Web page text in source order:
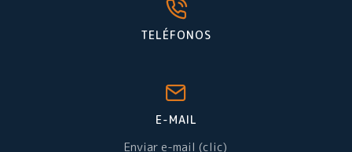
TELÉFONOS
E-MAIL
Enviar e-mail (clic)